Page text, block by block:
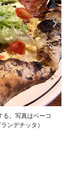
。写真はベーコ
ンデチッタ）